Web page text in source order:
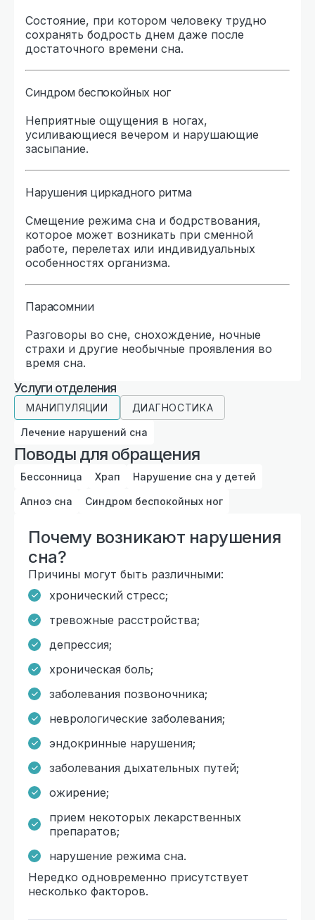
Состояние, при котором человеку трудно
сохранять бодрость днем даже после
достаточного времени сна.
Синдром беспокойных ног
Неприятные ощущения в ногах,
усиливающиеся вечером и нарушающие
засыпание.
Нарушения циркадного ритма
Смещение режима сна и бодрствования,
которое может возникать при сменной
работе, перелетах или индивидуальных
особенностях организма.
Парасомнии
Разговоры во сне, снохождение, ночные
страхи и другие необычные проявления во
время сна.
Услуги отделения
МАНИПУЛЯЦИИ ДИАГНОСТИКА
Лечение нарушений сна
Поводы для обращения
Бессонница Храп Нарушение сна у детей
Апноэ сна Синдром беспокойных ног
Почему возникают нарушения
сна?
Причины могут быть различными:
хронический стресс;
тревожные расстройства;
депрессия;
хроническая боль;
заболевания позвоночника;
неврологические заболевания;
эндокринные нарушения;
заболевания дыхательных путей;
ожирение;
прием некоторых лекарственных
препаратов;
нарушение режима сна.
Нередко одновременно присутствует
несколько факторов.